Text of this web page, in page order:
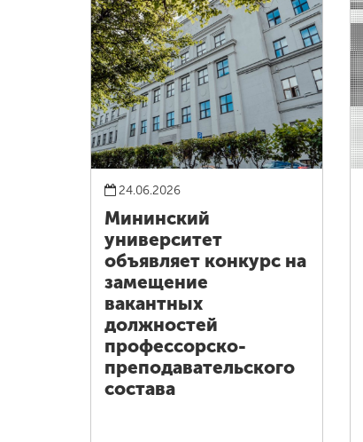
24.06.2026
Мининский
университет
объявляет конкурс на
замещение
вакантных
должностей
профессорско-
преподавательского
состава